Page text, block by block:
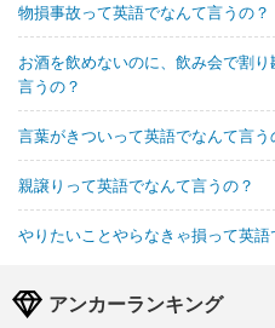
物損事故って英語でなんて言うの？
お酒を飲めないのに、飲み会で割
言うの？
言葉がきついって英語でなんて言う
親譲りって英語でなんて言うの？
やりたいことやらなきゃ損って英語
アンカーランキング